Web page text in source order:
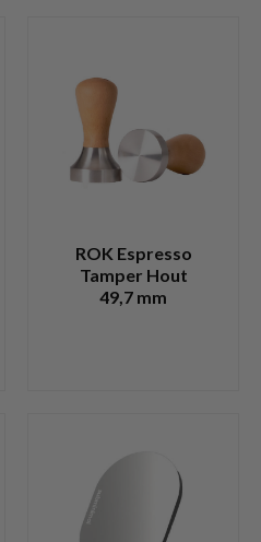
ROK Espresso
Tamper Hout
49,7 mm